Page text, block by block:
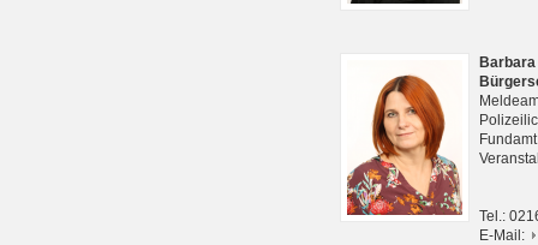
Tel.:
E-Mail: